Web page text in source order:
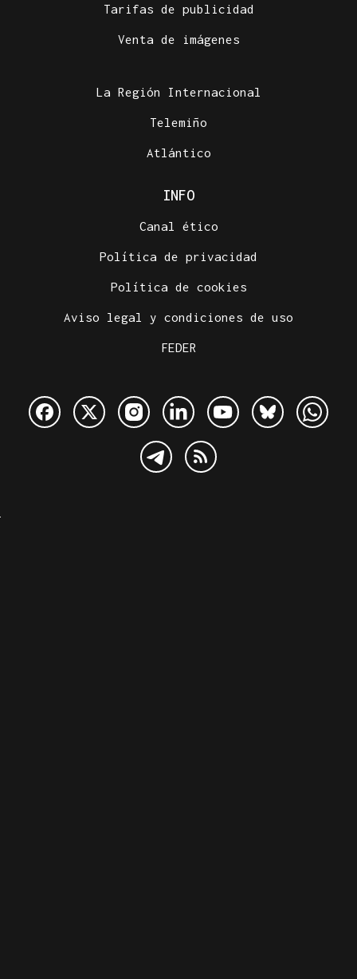
Tarifas de publicidad
Venta de imágenes
La Región Internacional
Telemiño
Atlántico
INFO
Canal ético
Política de privacidad
Política de cookies
Aviso legal y condiciones de uso
FEDER